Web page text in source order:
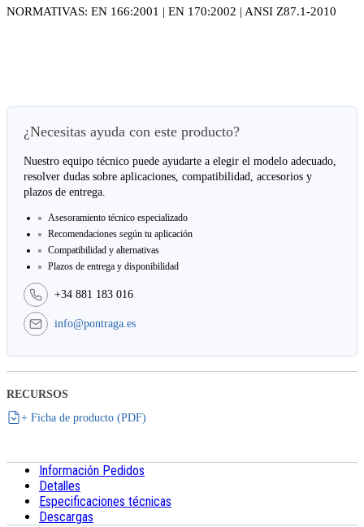
NORMATIVAS: EN 166:2001 | EN 170:2002 | ANSI Z87.1-2010
¿Necesitas ayuda con este producto?
Nuestro equipo técnico puede ayudarte a elegir el modelo adecuado,
resolver dudas sobre aplicaciones, compatibilidad, accesorios y
plazos de entrega.
Asesoramiento técnico especializado
Recomendaciones según tu aplicación
Compatibilidad y alternativas
Plazos de entrega y disponibilidad
+34 881 183 016
info@pontraga.es
RECURSOS
+ Ficha de producto (PDF)
Información Pedidos
Detalles
Especificaciones técnicas
Descargas